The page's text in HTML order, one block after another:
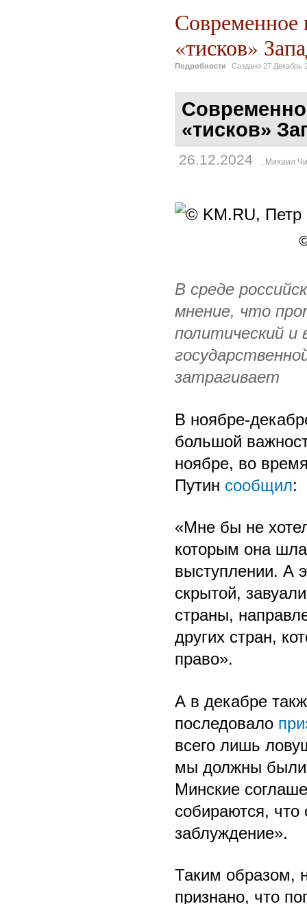
Современное
«тисков»
Подробности Создано 27 Декабрь
«тисков»
26.12.2024 , Михаил
В среде
мнение, что
политический
затрагивает
В ноябре-
большой
ноябре, во
Путин сообщил:
«Мне бы не
которым она
выступлении. А
скрытой,
страны,
других стран,
право».
А в декабре
последовало
всего лишь
мы должны были
Минские
собираются, что
заблуждение».
Таким образом,
признано, что